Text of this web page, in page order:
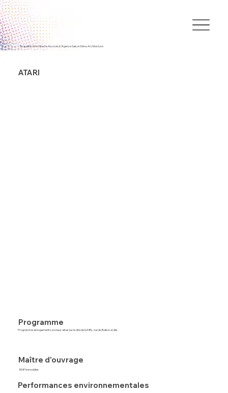
ATARI
En qualité d'Architecte Associé à l'Agence Saison Menu Architecture
Programme
Programme de logements sociaux situé sur le site de la MEL, rue du Ballon à Lille.
Maître d'ouvrage
BNP Immobilier
Performances environnementales